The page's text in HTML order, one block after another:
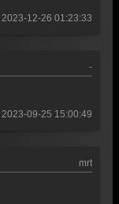
2023-12-26 01:23:33
-
2023-09-25 15:00:49
mrt